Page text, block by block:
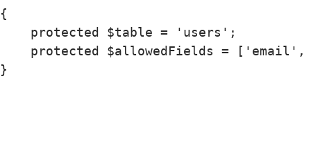
{
    protected $table = 'users';
protected $allowedFields =